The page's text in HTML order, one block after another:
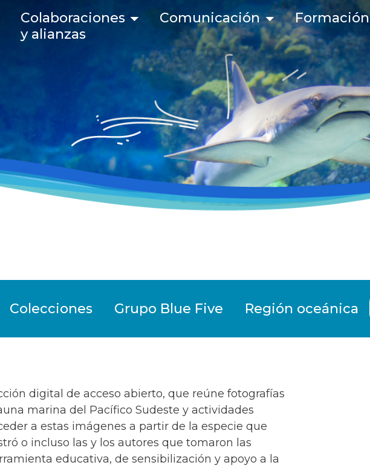
Colaboraciones
y alianzas
Comunicación Formación
Colecciones Grupo Blue Five Región oceánica
digital de acceso abierto, que reúne fotografías
marina del Pacífico Sudeste y actividades
a estas imágenes a partir de la especie que
o incluso las y los autores que tomaron las
educativa, de sensibilización y apoyo a la